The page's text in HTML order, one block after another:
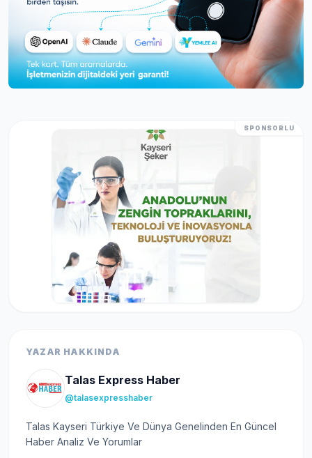
SPONSORLU
YAZAR HAKKINDA
Talas Express Haber
@talasexpresshaber
Talas Kayseri Türkiye Ve Dünya Genelinden En Güncel
Haber Analiz Ve Yorumlar